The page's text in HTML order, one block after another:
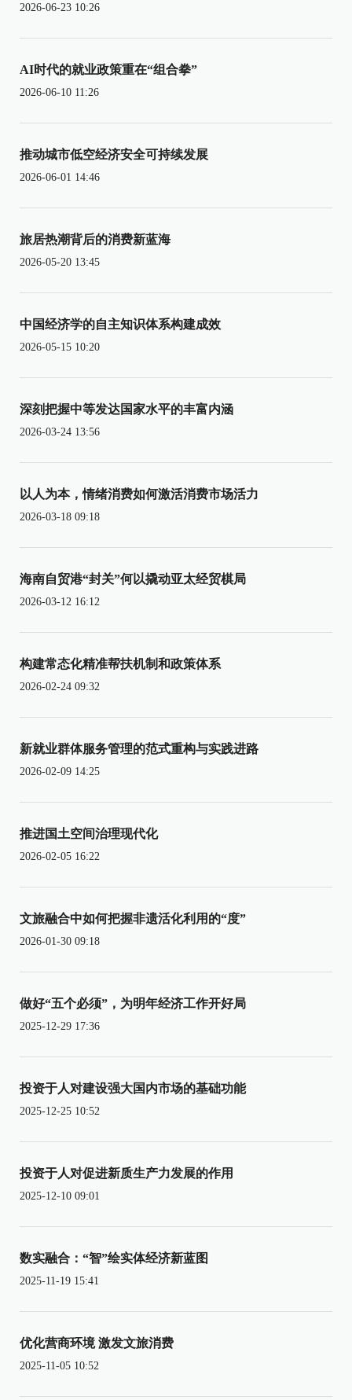
2026-06-23 10:26
AI时代的就业政策重在“组合拳”
2026-06-10 11:26
推动城市低空经济安全可持续发展
2026-06-01 14:46
旅居热潮背后的消费新蓝海
2026-05-20 13:45
中国经济学的自主知识体系构建成效
2026-05-15 10:20
深刻把握中等发达国家水平的丰富内涵
2026-03-24 13:56
以人为本，情绪消费如何激活消费市场活力
2026-03-18 09:18
海南自贸港“封关”何以撬动亚太经贸棋局
2026-03-12 16:12
构建常态化精准帮扶机制和政策体系
2026-02-24 09:32
新就业群体服务管理的范式重构与实践进路
2026-02-09 14:25
推进国土空间治理现代化
2026-02-05 16:22
文旅融合中如何把握非遗活化利用的“度”
2026-01-30 09:18
做好“五个必须”，为明年经济工作开好局
2025-12-29 17:36
投资于人对建设强大国内市场的基础功能
2025-12-25 10:52
投资于人对促进新质生产力发展的作用
2025-12-10 09:01
数实融合：“智”绘实体经济新蓝图
2025-11-19 15:41
优化营商环境 激发文旅消费
2025-11-05 10:52